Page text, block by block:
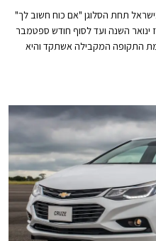
תחת הסלוגן "אם כוח חשוב לך"
השנה ועד לסוף חודש ספטמבר
אופל בארץ בכ- 21.6% לעומת התקופה המקבילה אשתקד והיא